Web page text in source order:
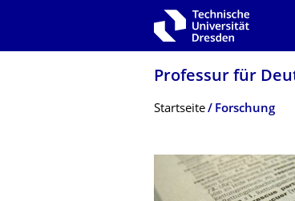
Zur Hauptnavigation springen
Professur für
Breadcrumb-Menü
Startseite Forschung